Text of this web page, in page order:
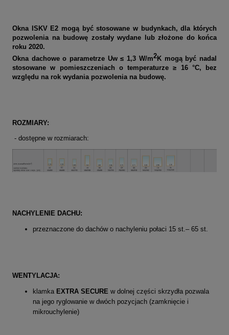
Okna ISKV E2 mogą być stosowane w budynkach, dla których
pozwolenia na budowę zostały wydane lub złożone do końca
roku 2020.
Okna dachowe o parametrze Uw ≤ 1,3 W/m2K mogą być nadal
stosowane w pomieszczeniach o temperaturze ≥ 16 °C, bez
względu na rok wydania pozwolenia na budowę.
ROZMIARY:
- dostępne w rozmiarach:
NACHYLENIE DACHU:
przeznaczone do dachów o nachyleniu połaci 15 st.– 65 st.
WENTYLACJA:
klamka EXTRA SECURE w dolnej części skrzydła pozwala
na jego ryglowanie w dwóch pozycjach (zamknięcie i
mikrouchylenie)